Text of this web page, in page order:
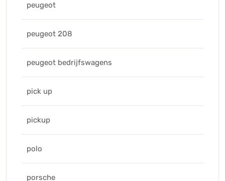
peugeot
peugeot 208
peugeot bedrijfswagens
pick up
pickup
polo
porsche